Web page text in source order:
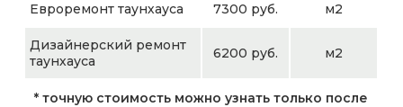
Евроремонт таунхауса 7300 руб. м2
Дизайнерский ремонт
таунхауса
6200 руб. м2
* точную стоимость можно узнать только после